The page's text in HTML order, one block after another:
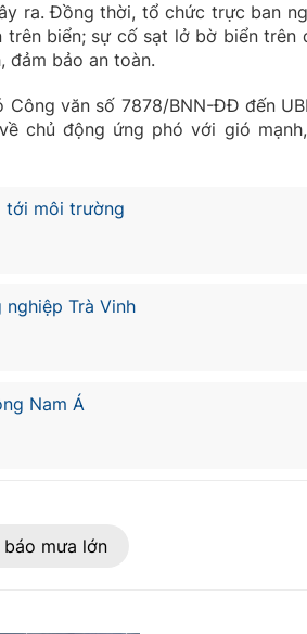
ra. Đồng thời, tổ chức trực ban
biển; sự cố sạt lở bờ biển trên
đảm bảo an toàn.
văn số 7878/BNN-ĐĐ đến
chủ động ứng phó với gió
tới môi trường
Trà Vinh
Nam Á
báo mưa lớn